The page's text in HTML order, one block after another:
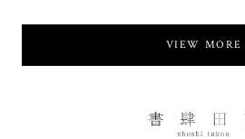
VIEW MORE